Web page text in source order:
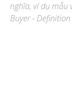
nghĩa, ví dụ mẫu
Buyer -